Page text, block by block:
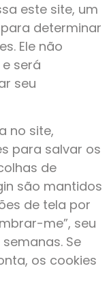
este site, um
determinar
Ele não
será
seu
no site,
para salvar os
de
são mantidos
de tela por
me”, seu
Se
os cookies